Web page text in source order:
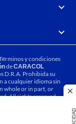
y condiciones
deCARACOL
D.R.A. Prohibida su
a cualquier idioma sin
whole or in part, or
All rights reserved